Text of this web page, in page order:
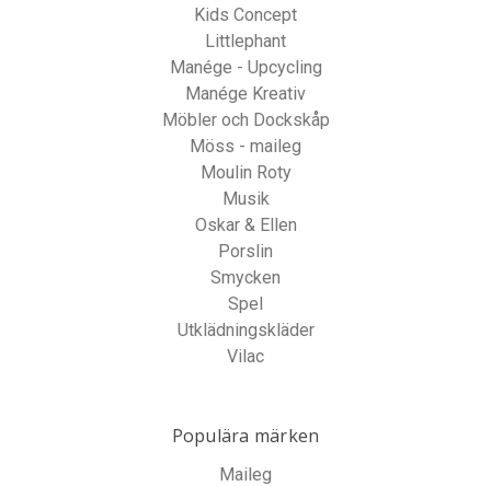
Kids Concept
Littlephant
Manége - Upcycling
Manége Kreativ
Möbler och Dockskåp
Möss - maileg
Moulin Roty
Musik
Oskar & Ellen
Porslin
Smycken
Spel
Utklädningskläder
Vilac
Populära märken
Maileg